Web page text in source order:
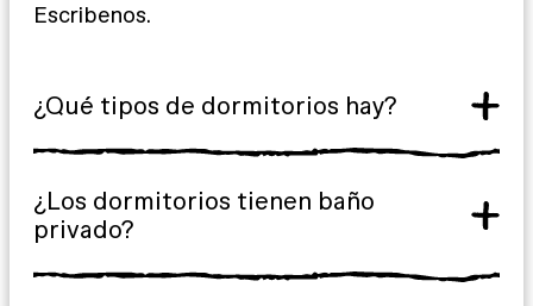
Escribenos.
¿Qué tipos de dormitorios hay?
¿Los dormitorios tienen baño
privado?